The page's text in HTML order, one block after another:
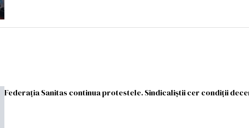
Federaţia Sanitas continua protestele. Sindicaliştii cer condiţii